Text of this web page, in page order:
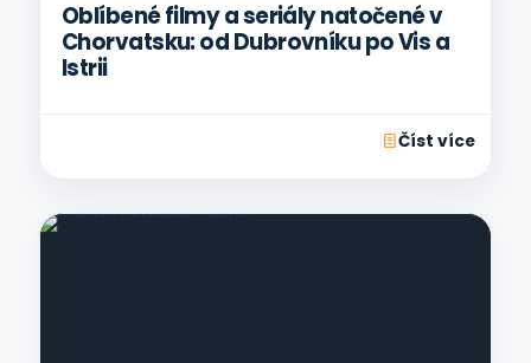
Oblíbené filmy a seriály natočené v
Chorvatsku: od Dubrovníku po Vis a
Istrii
Číst více